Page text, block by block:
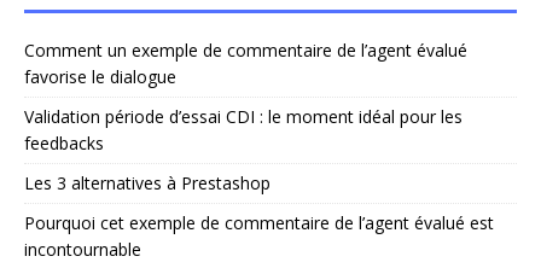
Comment un exemple de commentaire de l’agent évalué
favorise le dialogue
Validation période d’essai CDI : le moment idéal pour les
feedbacks
Les 3 alternatives à Prestashop
Pourquoi cet exemple de commentaire de l’agent évalué est
incontournable